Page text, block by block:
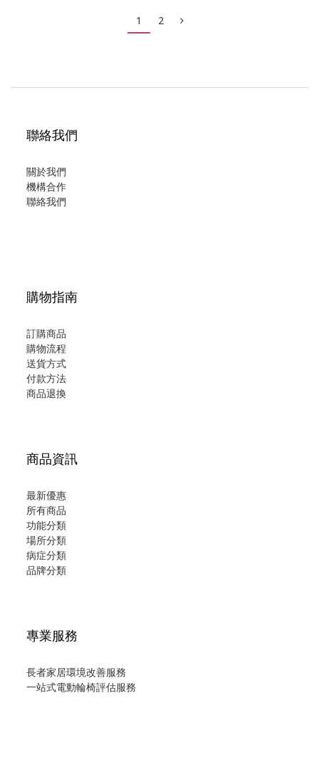
1 2
聯絡我們
關於我們
機構合作
聯絡我們
購物指南
訂購商品
購物流程
送貨方式
付款方法
商品退換
商品資訊
最新優惠
所有商品
功能分類
場所分類
病症分類
品牌分類
專業服務
長者家居環境改善服務
一站式電動輪椅評估服務